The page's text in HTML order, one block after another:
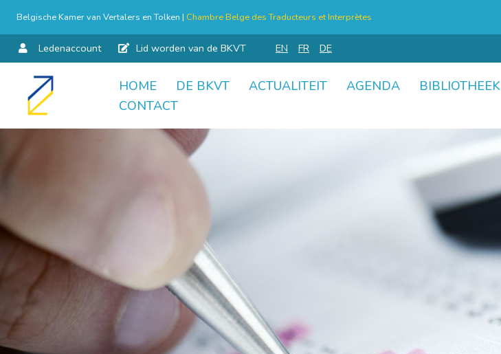
Belgische Kamer van Vertalers en Tolken | Chambre Belge des Traducteurs et Interprètes
Ledenaccount Lid worden van de BKVT EN FR DE
Skip
HOME DE BKVT ACTUALITEIT AGENDA BIBLIOTHEEK
CONTACT